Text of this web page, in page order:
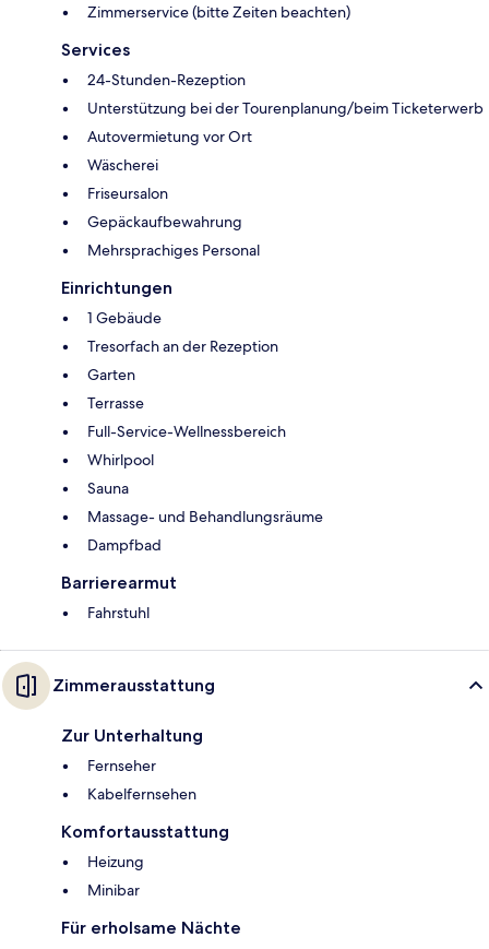
Zimmerservice (bitte Zeiten beachten)
Services
24-Stunden-Rezeption
Unterstützung bei der Tourenplanung/beim Ticketerwerb
Autovermietung vor Ort
Wäscherei
Friseursalon
Gepäckaufbewahrung
Mehrsprachiges Personal
Einrichtungen
1 Gebäude
Tresorfach an der Rezeption
Garten
Terrasse
Full-Service-Wellnessbereich
Whirlpool
Sauna
Massage- und Behandlungsräume
Dampfbad
Barrierearmut
Fahrstuhl
Zimmerausstattung
Zur Unterhaltung
Fernseher
Kabelfernsehen
Komfortausstattung
Heizung
Minibar
Für erholsame Nächte